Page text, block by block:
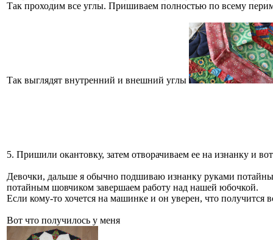
Так проходим все углы. Пришиваем полностью по всему
Так выглядят внутренний и внешний углы
5. Пришили окантовку, затем отворачиваем ее на изнанку и
Девочки, дальше я обычно подшиваю изнанку руками
потайным шовчиком завершаем работу над нашей юбочкой.
Если кому-то хочется на машинке и он уверен, что получится
Вот что получилось у меня